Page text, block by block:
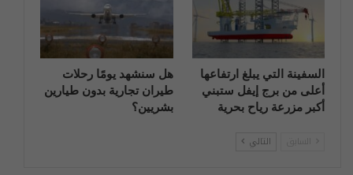
السفينة التي يبلغ ارتفاعها
أعلى من برج إيفل ستبني
أكبر مزرعة رياح بحرية
هل سنشهد يومًا رحلات
طيران تجارية بدون طيارين
بشريين؟
التالي